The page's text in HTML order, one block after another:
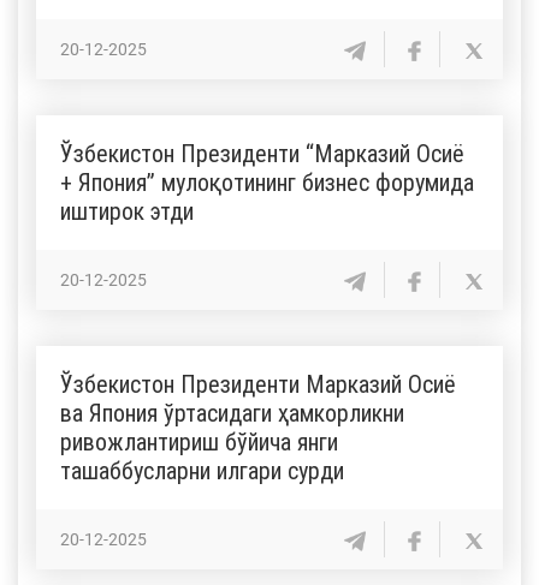
20-12-2025
Ўзбекистон Президенти “Марказий Осиё
+ Япония” мулоқотининг бизнес форумида
иштирок этди
20-12-2025
Ўзбекистон Президенти Марказий Осиё
ва Япония ўртасидаги ҳамкорликни
ривожлантириш бўйича янги
ташаббусларни илгари сурди
20-12-2025